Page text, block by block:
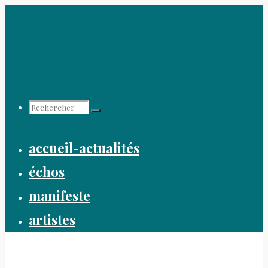
Recherche
pour :
accueil-actualités
échos
manifeste
artistes